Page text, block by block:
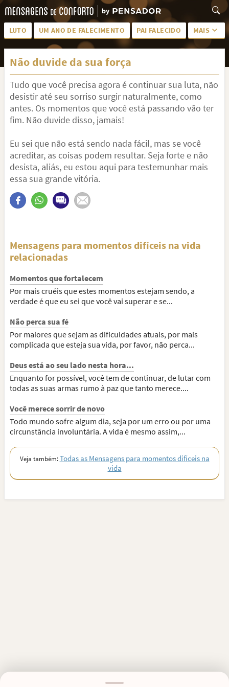
LUTO UM ANO DE FALECIMENTO PAI FALECIDO MAIS
LUTO PARA AMIGA PALAVRAS
PÊSAMES PARA AMIGA DESCANSE EM PAZ
MEUS SENTIMENTOS PÊSAMES PARA AMIGO
FRASES DE LUTO PARA AMIGO
TODAS AS CATEGORIAS
Não duvide da sua força
Tudo que você precisa agora é continuar sua luta, não
desistir até seu sorriso surgir naturalmente, como
antes. Os momentos que você está passando vão ter
fim. Não duvide disso, jamais!
Eu sei que não está sendo nada fácil, mas se você
acreditar, as coisas podem resultar. Seja forte e não
desista, aliás, eu estou aqui para testemunhar mais
essa sua grande vitória.
Mensagens para momentos difíceis na vida
relacionadas
Momentos que fortalecem
Por mais cruéis que estes momentos estejam sendo, a
verdade é que eu sei que você vai superar e se...
Não perca sua fé
Por maiores que sejam as dificuldades atuais, por mais
complicada que esteja sua vida, por favor, não perca...
Deus está ao seu lado nesta hora...
Enquanto for possível, você tem de continuar, de lutar com
todas as suas armas rumo à paz que tanto merece....
Você merece sorrir de novo
Todo mundo sofre algum dia, seja por um erro ou por uma
circunstância involuntária. A vida é mesmo assim,...
Veja também:Todas as Mensagens para momentos difíceis na
vida